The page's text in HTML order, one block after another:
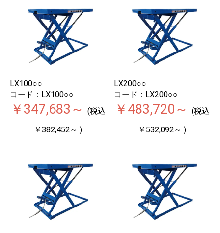
LX100○○
コード：LX100○○
￥347,683～
(税込
￥382,452～ )
LX200○○
コード：LX200○○
￥483,720～
(税込
￥532,092～ )